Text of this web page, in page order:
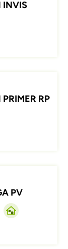
INVIS
RP
PV